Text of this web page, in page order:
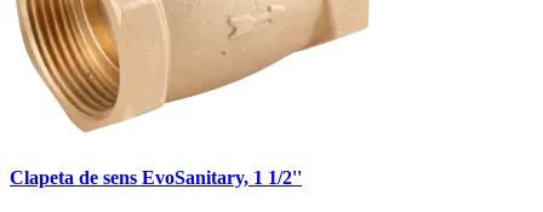
Clapeta de sens EvoSanitary, 1 1/2''